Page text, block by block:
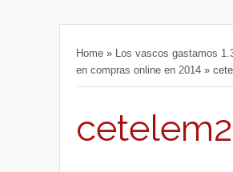
Home » Los vascos gastamos
en compras online en 2014 »
cetelem2